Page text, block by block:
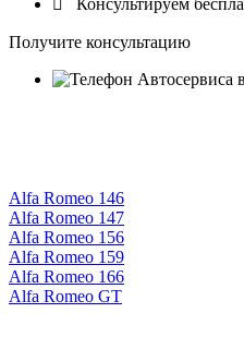
Получите консультацию
Alfa Romeo 146
Alfa Romeo 147
Alfa Romeo 156
Alfa Romeo 159
Alfa Romeo 166
Alfa Romeo GT